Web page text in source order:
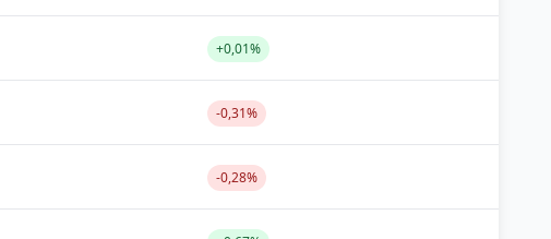
+0,01%
-0,31%
-0,28%